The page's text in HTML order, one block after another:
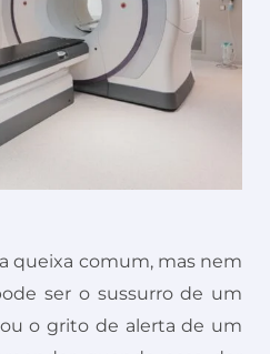
queixa comum, mas nem
ser o sussurro de um
o grito de alerta de um